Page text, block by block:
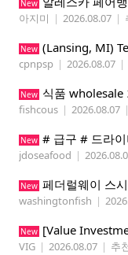
New
아지미 | 2026.08.07 |
New (Lansing, MI)
cpnpsp | 2026.08.07 |
New 식품 wholesale 회
fishcous | 2026.08.07 |
New # 급구 # 드라
jdoseafood |
New 페더럴웨이 스
washingtonfish |
New [Value
VIG | 2026.08.07 | 추